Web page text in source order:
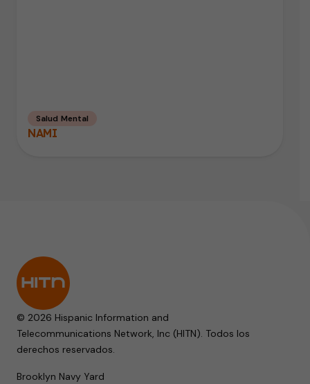
Salud Mental
NAMI
© 2026 Hispanic Information and
Telecommunications Network, Inc (HITN). Todos los
derechos reservados.
Brooklyn Navy Yard